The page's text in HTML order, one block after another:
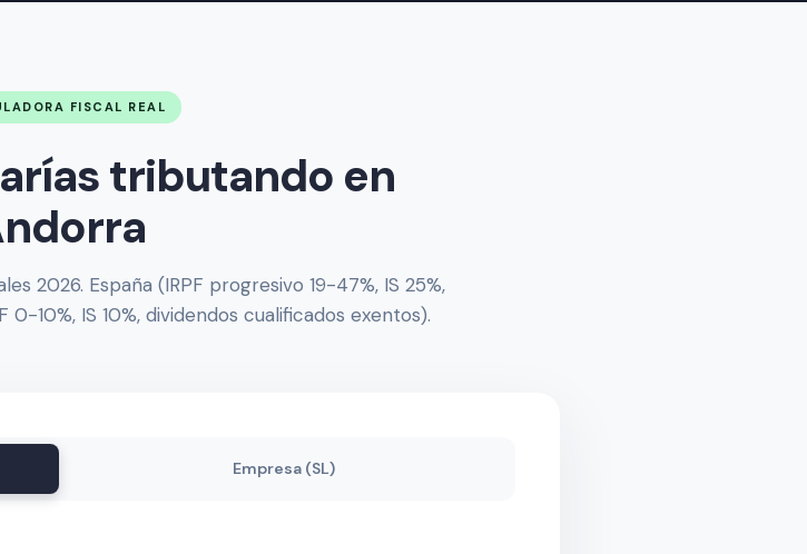
FISCAL REAL
tributando en
2026. España (IRPF progresivo 19-47%, IS 25%,
0-10%, IS 10%, dividendos cualificados exentos).
Empresa (SL)